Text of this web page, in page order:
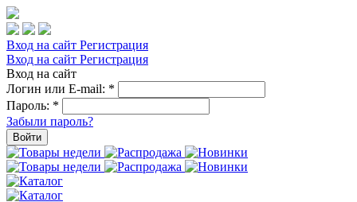
Вход на сайт Регистрация
Вход на сайт Регистрация
Вход на сайт
Логин или E-mail: *
Пароль: *
Забыли пароль?
Войти